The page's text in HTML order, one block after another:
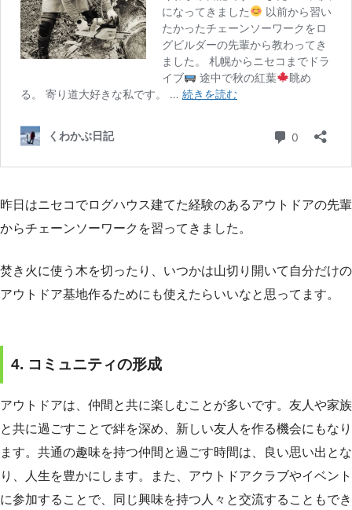
昨日はニセコでログハウス建てた経験のあるアウトドアの先輩
からチェーンソーワークを習ってきました。
焚き火に使う木を切ったり、いつかは山切り開いて自分だけの
アウトドア基地作るためにも使えたらいいなと思ってます。
4. コミュニティの形成
アウトドアは、仲間と共に楽しむことが多いです。友人や家族
と共に過ごすことで絆を深め、新しい友人を作る機会にもなり
ます。共通の趣味を持つ仲間と過ごす時間は、良い思い出とな
り、人生を豊かにします。また、アウトドアクラブやイベント
に参加することで、同じ興味を持つ人々と交流することもでき